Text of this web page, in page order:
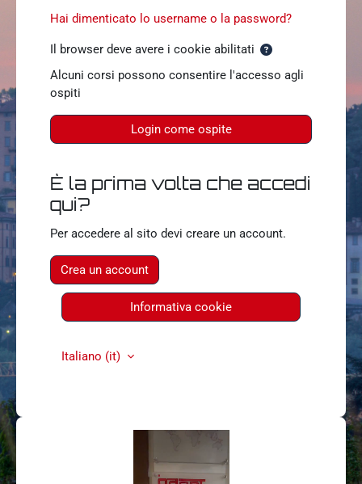
Hai dimenticato lo username o la password?
Il browser deve avere i cookie abilitati
Alcuni corsi possono consentire l'accesso agli
ospiti
Login come ospite
È la prima volta che accedi
qui?
Per accedere al sito devi creare un account.
Crea un account
Informativa cookie
Italiano ‎(it)‎